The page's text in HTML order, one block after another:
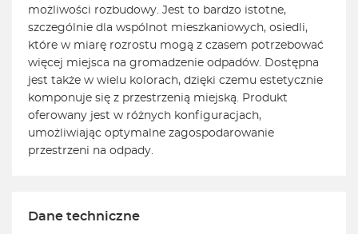
możliwości rozbudowy. Jest to bardzo istotne,
szczególnie dla wspólnot mieszkaniowych, osiedli,
które w miarę rozrostu mogą z czasem potrzebować
więcej miejsca na gromadzenie odpadów. Dostępna
jest także w wielu kolorach, dzięki czemu estetycznie
komponuje się z przestrzenią miejską. Produkt
oferowany jest w różnych konfiguracjach,
umożliwiając optymalne zagospodarowanie
przestrzeni na odpady.
Dane techniczne